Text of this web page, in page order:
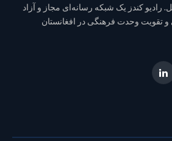
رادیو کندز یک شبکه رسانه‌ای مجاز و آزاد
تقویت وحدت فرهنگی در افغانستان
LinkedIn